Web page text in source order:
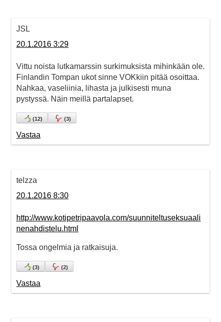
JSL
20.1.2016 3:29
Vittu noista lutkamarssin surkimuksista mihinkään ole.
Finlandin Tompan ukot sinne VOKkiin pitää osoittaa.
Nahkaa, vaseliinia, lihasta ja julkisesti muna
pystyssä. Näin meillä partalapset.
(12) (3)
Vastaa
telzza
20.1.2016 8:30
http://www.kotipetripaavola.com/suunniteltuseksuaali
nenahdistelu.html
Tossa ongelmia ja ratkaisuja.
(3) (2)
Vastaa